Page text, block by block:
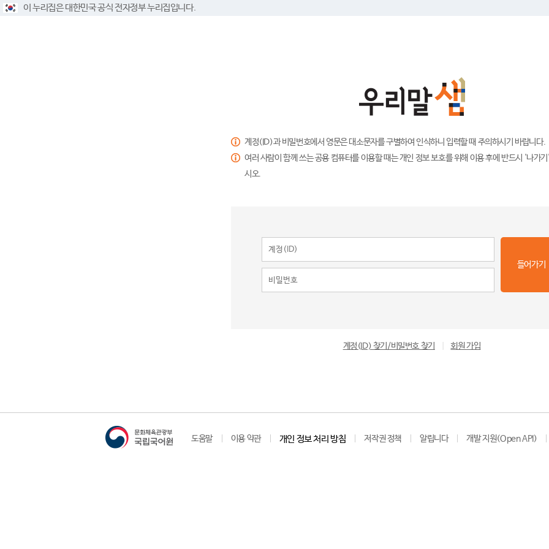
이 누리집은 대한민국 공식 전자정부 누리집입니다.
계정(ID)과 비밀번호에서 영문은 대소문자를 구별하여 인식하니 입력할 때 주의하시기 바랍니다.
여러 사람이 함께 쓰는 공용 컴퓨터를 이용할 때는 개인 정보 보호를 위해 이용 후에 반드시 '나가
시오.
들어가기
계정(ID) 찾기/비밀번호 찾기 회원 가입
도움말 이용 약관 개인 정보 처리 방침 저작권 정책 알립니다 개발 지원(Open API)